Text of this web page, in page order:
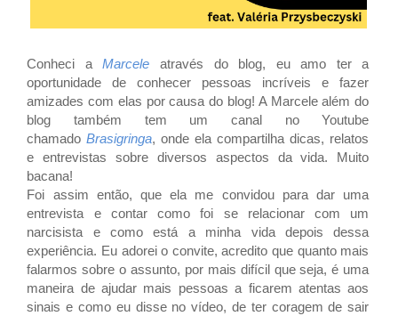
Conheci aMarcele através do blog, eu amo ter a
oportunidade de conhecer pessoas incríveis e fazer
amizades com elas por causa do blog! A Marcele além do
blog também tem um canal no Youtube
chamadoBrasigringa,onde ela compartilha dicas, relatos
e entrevistas sobre diversos aspectos da vida. Muito
bacana!
Foi assim então, que ela me convidou para dar uma
entrevista e contarcomo foi se relacionar com um
narcisista e como está a minha vida depois dessa
experiência. Eu adorei o convite, acredito que quanto mais
falarmos sobre o assunto, por mais difícil que seja, é uma
maneira de ajudar mais pessoas a ficarem atentas aos
sinais e como eu disse no vídeo, de ter coragem de sair